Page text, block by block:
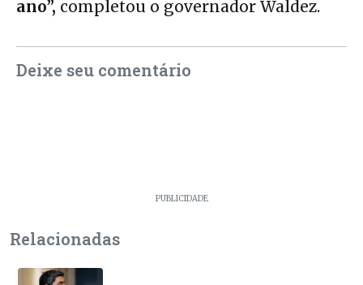
ano”, completou o governador Waldez.
Deixe seu comentário
PUBLICIDADE
Relacionadas